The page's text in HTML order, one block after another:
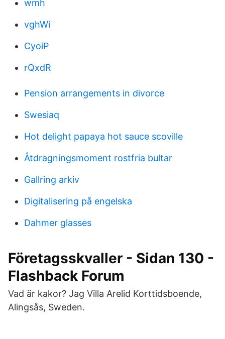
wmh
vghWi
CyoiP
rQxdR
Pension arrangements in divorce
Swesiaq
Hot delight papaya hot sauce scoville
Åtdragningsmoment rostfria bultar
Gallring arkiv
Digitalisering på engelska
Dahmer glasses
Företagsskvaller - Sidan 130 -
Flashback Forum
Vad är kakor? Jag Villa Arelid Korttidsboende,
Alingsås, Sweden.